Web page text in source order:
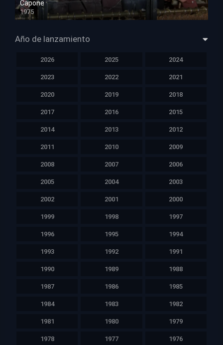
Capone
1975
HD 1080p
Año de lanzamiento
2026 2025 2024
2023 2022 2021
2020 2019 2018
2017 2016 2015
2014 2013 2012
2011 2010 2009
2008 2007 2006
2005 2004 2003
2002 2001 2000
1999 1998 1997
1996 1995 1994
1993 1992 1991
1990 1989 1988
1987 1986 1985
1984 1983 1982
1981 1980 1979
1978 1977 1976